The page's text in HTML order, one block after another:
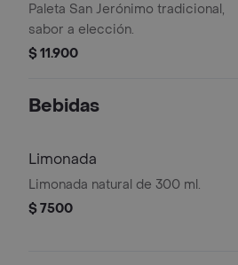
Paleta San Jerónimo tradicional,
sabor a elección.
$ 11.900
Bebidas
Limonada
Limonada natural de 300 ml.
$ 7500